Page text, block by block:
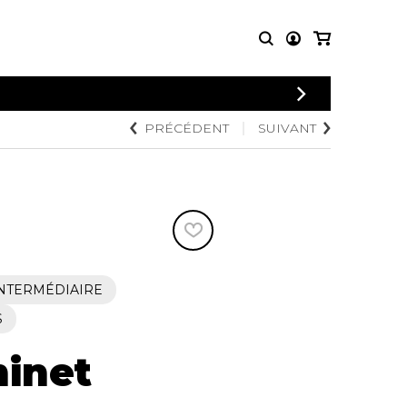
CONNEXION
PARTITIONS
POUR
Quatuor de saxophones
AUTRES
PRODUITS
Disques compacts et
DVDs
PRÉCÉDENT SUIVANT